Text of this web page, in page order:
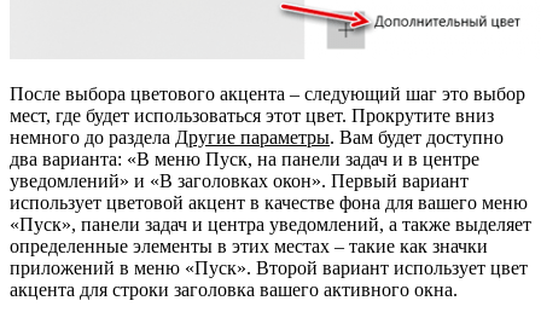
После выбора цветового акцента – следующий шаг это выбор
мест, где будет использоваться этот цвет. Прокрутите вниз
немного до раздела Другие параметры. Вам будет доступно
два варианта: «В меню Пуск, на панели задач и в центре
уведомлений» и «В заголовках окон». Первый вариант
использует цветовой акцент в качестве фона для вашего меню
«Пуск», панели задач и центра уведомлений, а также выделяет
определенные элементы в этих местах – такие как значки
приложений в меню «Пуск». Второй вариант использует цвет
акцента для строки заголовка вашего активного окна.